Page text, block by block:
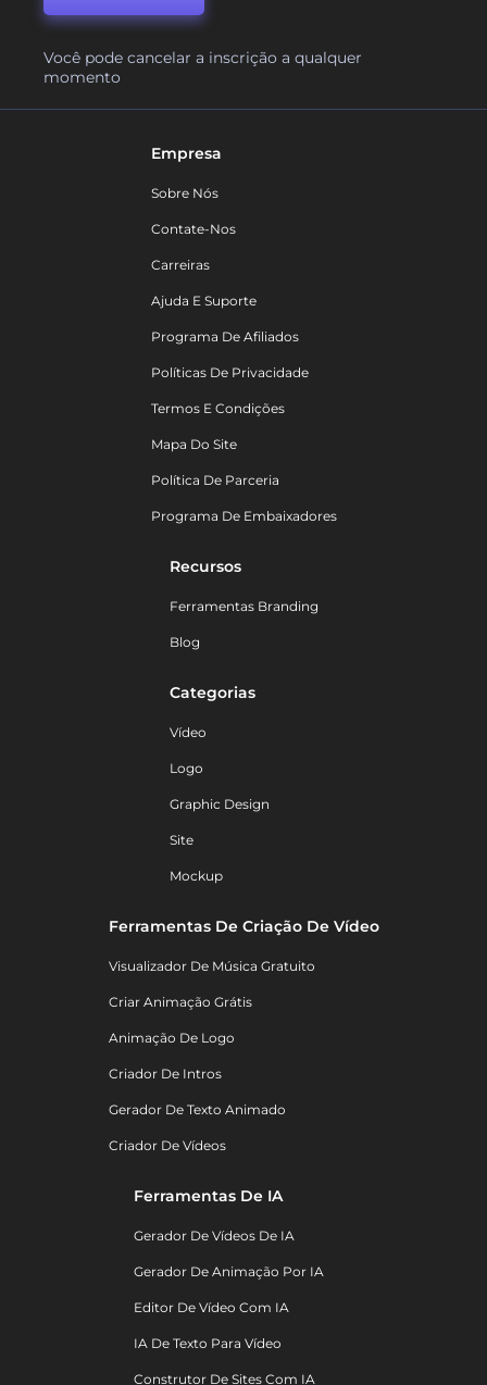
Você pode cancelar a inscrição a qualquer
momento
Empresa
Sobre Nós
Contate-Nos
Carreiras
Ajuda E Suporte
Programa De Afiliados
Políticas De Privacidade
Termos E Condições
Mapa Do Site
Política De Parceria
Programa De Embaixadores
Recursos
Ferramentas Branding
Blog
Categorias
Vídeo
Logo
Graphic Design
Site
Mockup
Ferramentas De Criação De Vídeo
Visualizador De Música Gratuito
Criar Animação Grátis
Animação De Logo
Criador De Intros
Gerador De Texto Animado
Criador De Vídeos
Ferramentas De IA
Gerador De Vídeos De IA
Gerador De Animação Por IA
Editor De Vídeo Com IA
IA De Texto Para Vídeo
Construtor De Sites Com IA